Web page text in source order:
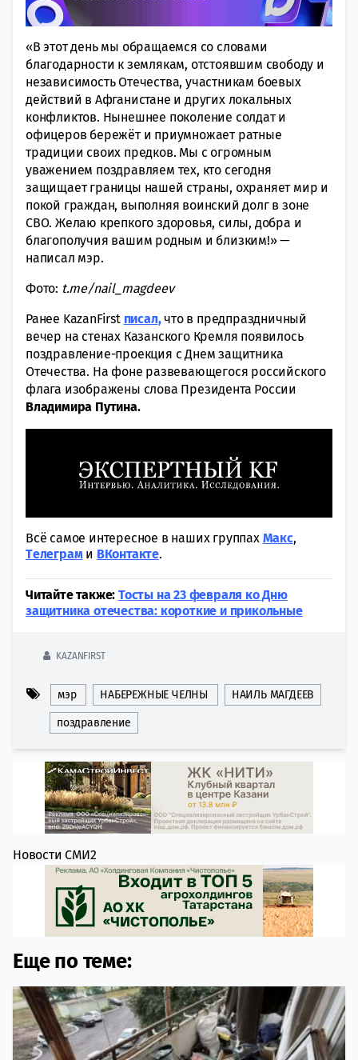
«В этот день мы обращаемся со словами
благодарности к землякам, отстоявшим свободу и
независимость Отечества, участникам боевых
действий в Афганистане и других локальных
конфликтов. Нынешнее поколение солдат и
офицеров бережёт и приумножает ратные
традиции своих предков. Мы с огромным
уважением поздравляем тех, кто сегодня
защищает границы нашей страны, охраняет мир и
покой граждан, выполняя воинский долг в зоне
СВО. Желаю крепкого здоровья, силы, добра и
благополучия вашим родным и близким!» —
написал мэр.
Фото: t.me/nail_magdeev
Ранее KazanFirst писал,что в предпраздничный
вечер на стенах Казанского Кремля появилось
поздравление-проекция с Днем защитника
Отечества. На фоне развевающегося российского
флага изображены слова Президента России
Владимира Путина.
Всё самое интересное в наших группах Макс,
Tелеграми ВКонтакте.
Читайте также:Тосты на 23 февраля ко Дню
защитника отечества: короткие и прикольные
KAZANFIRST
мэр НАБЕРЕЖНЫЕ ЧЕЛНЫ НАИЛЬ МАГДЕЕВ
поздравление
Новости СМИ2
Еще по теме: